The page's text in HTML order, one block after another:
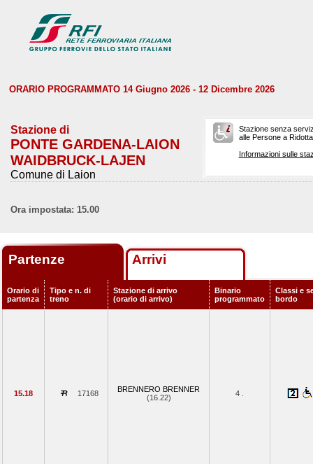
ORARIO PROGRAMMATO 14 Giugno 2026 - 12 Dicembre 2026
Stazione di
PONTE GARDENA-LAION
WAIDBRUCK-LAJEN
Comune di Laion
Stazione senza
alle Persone a
Informazioni sulle
Ora impostata: 15.00
Partenze Arrivi
Orario di
partenza
Tipo e n. di
treno
Stazione di arrivo
(orario di arrivo)
Binario
programmato
Classi e
bordo
15.18 17168
BRENNERO BRENNER
(16.22)
4 .